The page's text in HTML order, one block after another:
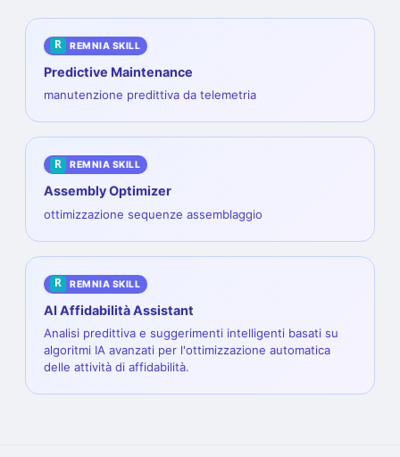
R REMNIA SKILL
Predictive Maintenance
manutenzione predittiva da telemetria
R REMNIA SKILL
Assembly Optimizer
ottimizzazione sequenze assemblaggio
R REMNIA SKILL
AI Affidabilità Assistant
Analisi predittiva e suggerimenti intelligenti basati su
algoritmi IA avanzati per l'ottimizzazione automatica
delle attività di affidabilità.